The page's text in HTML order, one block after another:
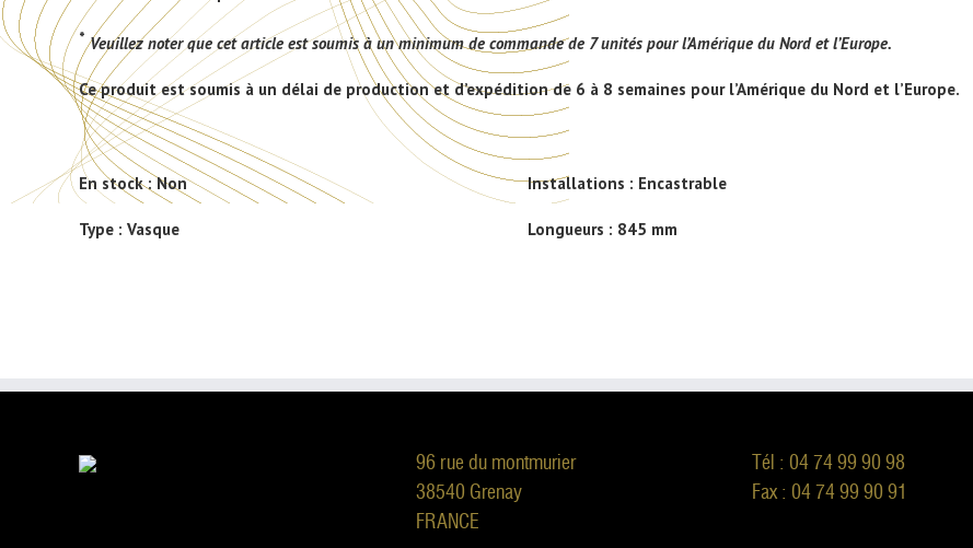
*Veuillez noter que cet article est soumis à un minimum de commande de 7 unités pour l’Amérique du Nord et l’Europe.
Ce produit est soumis à un délai de production et d’expédition de 6 à 8 semaines pour l’Amérique du Nord et l’Europe.
En stock :Non
Type : Vasque
Installations : Encastrable
Longueurs : 845 mm
96 rue du montmurier
38540 Grenay
FRANCE
Tél : 04 74 99 90 98
Fax : 04 74 99 90 91